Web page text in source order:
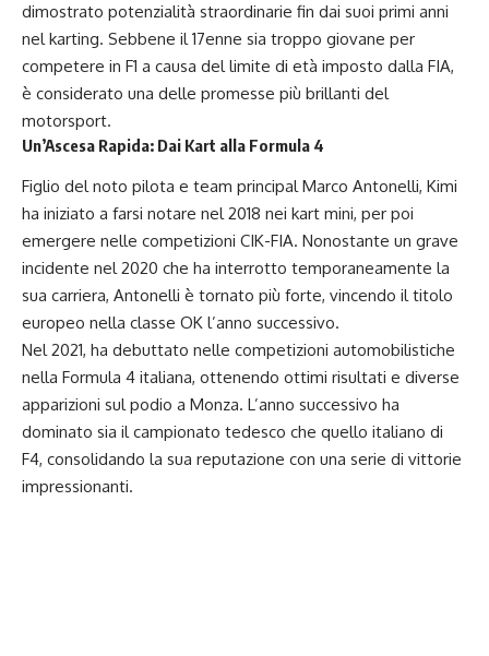
dimostrato potenzialità straordinarie fin dai suoi primi anni
nel karting. Sebbene il 17enne sia troppo giovane per
competere in F1 a causa del limite di età imposto dalla FIA,
è considerato una delle promesse più brillanti del
motorsport.
Un’Ascesa Rapida: Dai Kart alla Formula 4
Figlio del noto pilota e team principal Marco Antonelli, Kimi
ha iniziato a farsi notare nel 2018 nei kart mini, per poi
emergere nelle competizioni CIK-FIA. Nonostante un grave
incidente nel 2020 che ha interrotto temporaneamente la
sua carriera, Antonelli è tornato più forte, vincendo il titolo
europeo nella classe OK l’anno successivo.
Nel 2021, ha debuttato nelle competizioni automobilistiche
nella Formula 4 italiana, ottenendo ottimi risultati e diverse
apparizioni sul podio a Monza. L’anno successivo ha
dominato sia il campionato tedesco che quello italiano di
F4, consolidando la sua reputazione con una serie di vittorie
impressionanti.